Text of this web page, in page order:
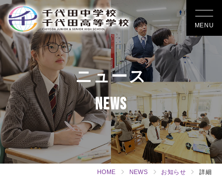
MENU
ニュース
NEWS
HOME NEWS お知らせ 詳細